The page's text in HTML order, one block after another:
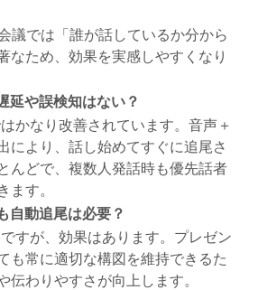
議では「誰が話しているか分から
なため、効果を実感しやすくなり
延や誤検知はない？
かなり改善されています。音声＋
により、話し始めてすぐに追尾さ
んどで、複数人発話時も優先話者
ます。
自動追尾は必要？
すが、効果はあります。プレゼン
も常に適切な構図を維持できるた
伝わりやすさが向上します。